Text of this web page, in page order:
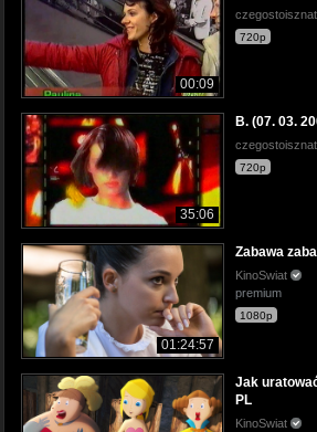
00:09
720p
35:06
B. (07. 03.
720p
01:24:57
Zabawa
KinoSwiat
premium
1080p
Jak
PL
KinoSwiat